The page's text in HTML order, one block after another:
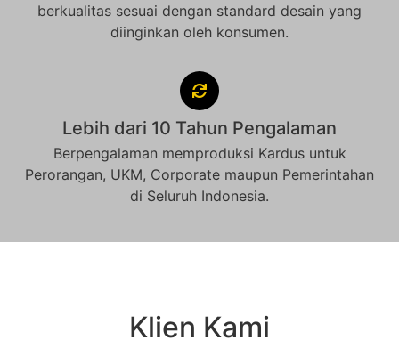
berkualitas sesuai dengan standard desain yang
diinginkan oleh konsumen.
Lebih dari 10 Tahun Pengalaman
Berpengalaman memproduksi Kardus untuk
Perorangan, UKM, Corporate maupun Pemerintahan
di Seluruh Indonesia.
Klien Kami